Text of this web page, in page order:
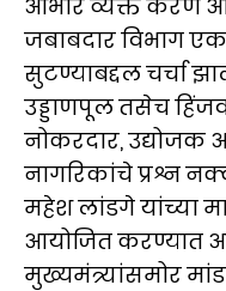
आभार व्यक्त करणे
जबाबदार विभाग
सुटण्याबद्दल चर्चा
उड्डाणपूल तसेच
नोकरदार, उद्योजक
नागरिकांचे प्रश्न
महेश लांडगे यांच्या
आयोजित करण्यात
मुख्यमंत्र्यांसमोर